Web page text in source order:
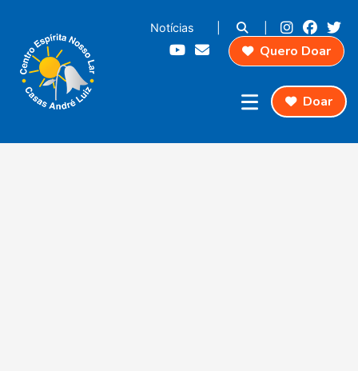
Notícias
Quero Doar
Doar